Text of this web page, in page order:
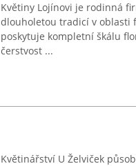
Květiny Lojínovi je rodinná
dlouholetou tradicí v oblasti
poskytuje kompletní škálu
čerstvost ...
Květinářství U Želviček